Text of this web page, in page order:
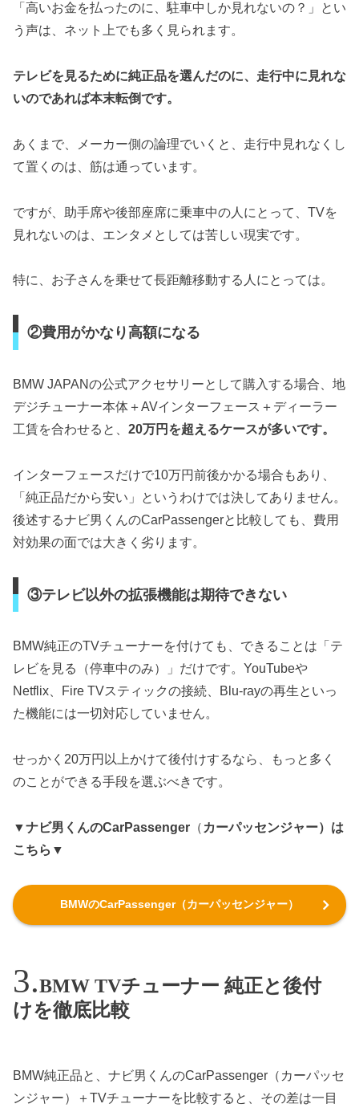
「高いお金を払ったのに、駐車中しか見れないの？」とい
う声は、ネット上でも多く見られます。
テレビを見るために純正品を選んだのに、走行中に見れな
いのであれば本末転倒です。
あくまで、メーカー側の論理でいくと、走行中見れなくし
て置くのは、筋は通っています。
ですが、助手席や後部座席に乗車中の人にとって、TVを
見れないのは、エンタメとしては苦しい現実です。
特に、お子さんを乗せて長距離移動する人にとっては。
②費用がかなり高額になる
BMW JAPANの公式アクセサリーとして購入する場合、地
デジチューナー本体＋AVインターフェース＋ディーラー
工賃を合わせると、 20万円を超えるケースが多いです。
インターフェースだけで10万円前後かかる場合もあり、
「純正品だから安い」というわけでは決してありません。
後述するナビ男くんのCarPassengerと比較しても、費用
対効果の面では大きく劣ります。
③テレビ以外の拡張機能は期待できない
BMW純正のTVチューナーを付けても、できることは「テ
レビを見る（停車中のみ）」だけです。YouTubeや
Netflix、Fire TVスティックの接続、Blu-rayの再生といっ
た機能には一切対応していません。
せっかく20万円以上かけて後付けするなら、もっと多く
のことができる手段を選ぶべきです。
▼ナビ男くんのCarPassenger （ カーパッセンジャー）は
こちら▼
BMWのCarPassenger（カーパッセンジャー）
BMW TVチューナー 純正と後付
けを徹底比較
BMW純正品と、ナビ男くんのCarPassenger（カーパッセ
ンジャー）＋TVチューナーを比較すると、その差は一目